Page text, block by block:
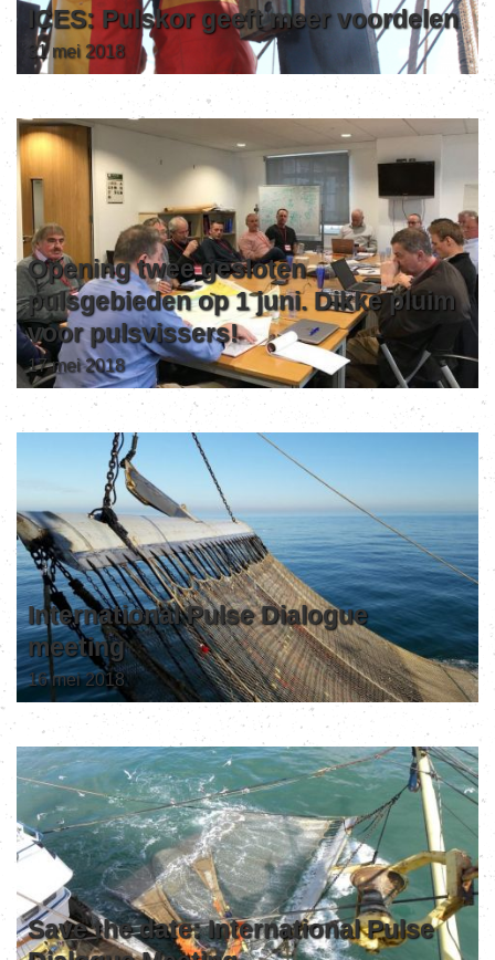
ICES: Pulskor geeft meer voordelen
31 mei 2018
Opening twee gesloten
pulsgebieden op 1 juni. Dikke pluim
voor pulsvissers!
17 mei 2018
International Pulse Dialogue
meeting
16 mei 2018
Save the date: International Pulse